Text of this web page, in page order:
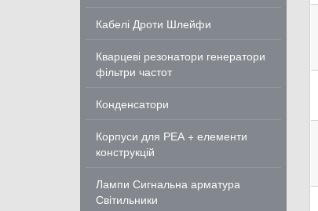
Кабелі Дроти Шлейфи
Кварцеві резонатори генератори
фільтри частот
Конденсатори
Корпуси для РЕА + елементи
конструкцій
Лампи Сигнальна арматура
Світильники